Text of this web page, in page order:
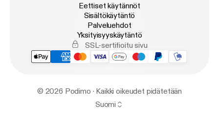
Eettiset käytännöt
Sisältökäytäntö
Palveluehdot
Yksityisyyskäytäntö
SSL-sertifioitu sivu
© 2026 Podimo · Kaikki oikeudet pidätetään
Suomi